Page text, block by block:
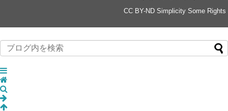
CC BY-ND Simplicity Some Rights